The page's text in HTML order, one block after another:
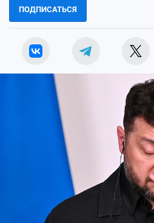
ПОДПИСАТЬСЯ